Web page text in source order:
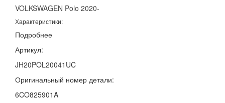
VOLKSWAGEN Polo 2020-
Характеристики:
Подробнее
Артикул:
JH20POL20041UC
Оригинальный номер детали:
6CO825901A